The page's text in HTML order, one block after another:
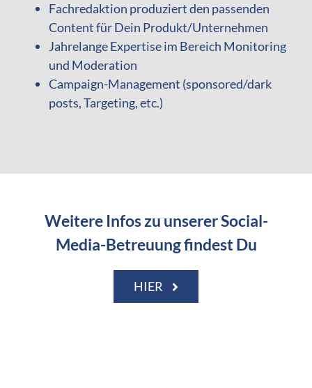
Fachredaktion produziert den passenden
Content für Dein Produkt/Unternehmen
Jahrelange Expertise im Bereich Monitoring
und Moderation
Campaign-Management (sponsored/dark
posts, Targeting, etc.)
Weitere Infos zu unserer Social-
Media-Betreuung findest Du
HIER